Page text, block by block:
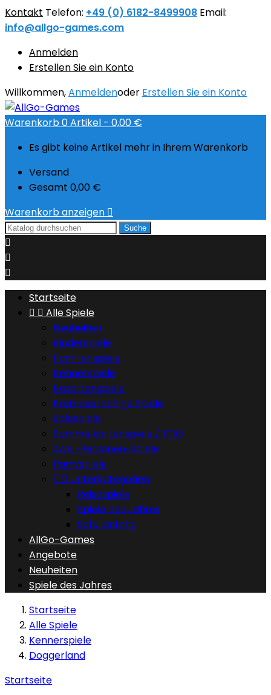
Kontakt Telefon: +49 (0) 6182-8499908 Email:
info@allgo-games.com
Anmelden
Erstellen Sie ein Konto
Willkommen,Anmeldenoder Erstellen Sie ein Konto
Warenkorb0Artikel - 0,00 €
Es gibt keine Artikel mehr in Ihrem Warenkorb
Versand
Gesamt 0,00 €
Warenkorb anzeigen 
Suche



Startseite
  Alle Spiele
Neuheiten
Kinderspiele
Familienspiele
Kennerspiele
Expertenspiele
Fremdsprachige Spiele
Solospiele
Sammelkartenspiele / TCG
Zwei-Personen-Spiele
Partyspiele
  Unterkategorien
Reisespiele
Spiele des Jahres
Schulanfang
AllGo-Games
Angebote
Neuheiten
Spiele des Jahres
Startseite
Alle Spiele
Kennerspiele
Doggerland
Startseite